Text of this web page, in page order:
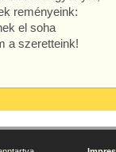
reményeink:
el soha
a szeretteink!